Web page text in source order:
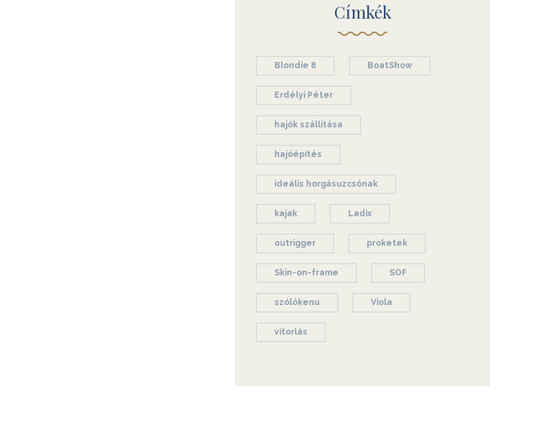
Címkék
Blondie 8 BoatShow
Erdélyi Péter
hajók szállítása
hajóépítés
ideális horgásuzcsónak
kajak Ladix
outrigger proketek
Skin-on-frame SOF
szólókenu Viola
vitorlás